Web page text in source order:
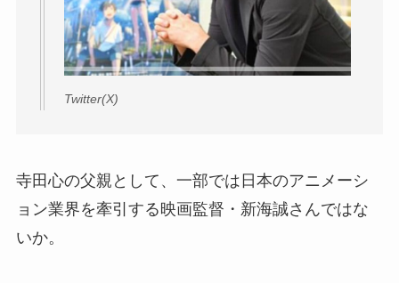
Twitter(X)
寺田心の父親として、一部では日本のアニメーシ
ョン業界を牽引する映画監督・新海誠さんではな
いか。